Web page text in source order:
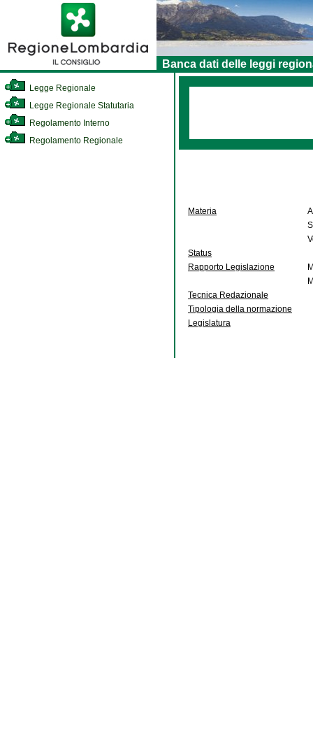
Banca dati delle leggi
Legge Regionale
Legge Regionale Statutaria
Regolamento Interno
Regolamento Regionale
Materia
Status
Rapporto Legislazione
Tecnica Redazionale
Tipologia della normazione
Legislatura